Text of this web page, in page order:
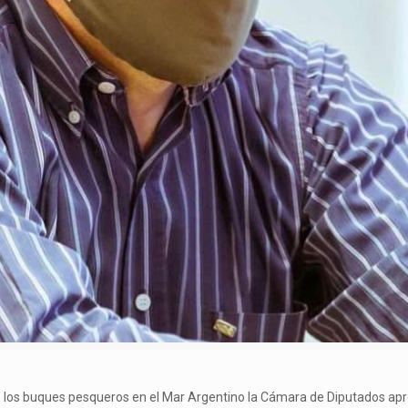
buques pesqueros en el Mar Argentino la Cámara de Diputados